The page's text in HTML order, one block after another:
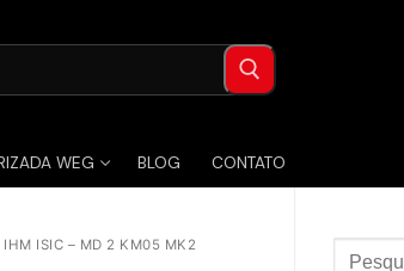
WEG BLOG CONTATO
IHM ISIC – MD 2 KM05 MK2